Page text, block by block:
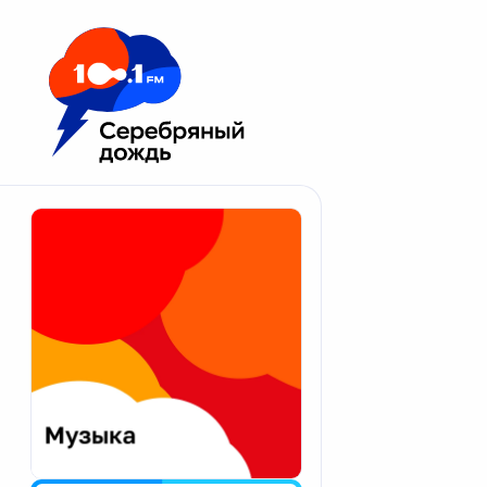
Москва 100.1 FM
Апатиты
Екатеринбург
Калининград
Калуга